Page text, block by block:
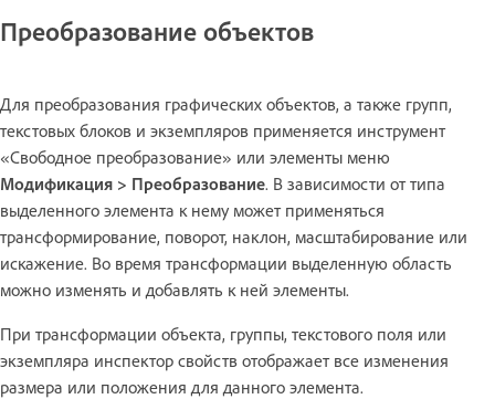
Преобразование объектов
Для преобразования графических объектов, а также групп,
текстовых блоков и экземпляров применяется инструмент
«Свободное преобразование» или элементы меню
Модификация > Преобразование. В зависимости от типа
выделенного элемента к нему может применяться
трансформирование, поворот, наклон, масштабирование или
искажение. Во время трансформации выделенную область
можно изменять и добавлять к ней элементы.
При трансформации объекта, группы, текстового поля или
экземпляра инспектор свойств отображает все изменения
размера или положения для данного элемента.